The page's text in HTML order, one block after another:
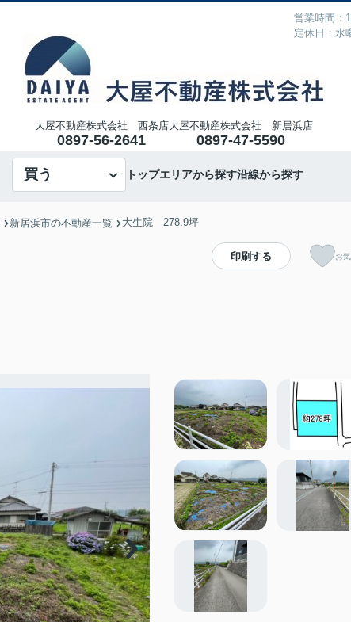
営業時間：
定休日：水
大屋不動産株式会社 西条店
0897-56-2641
大屋不動産株式会社 新居浜店
0897-47-5590
買う トップエリアから探す沿線から探す
新居浜市の不動産一覧 大生院 278.9坪
印刷する お